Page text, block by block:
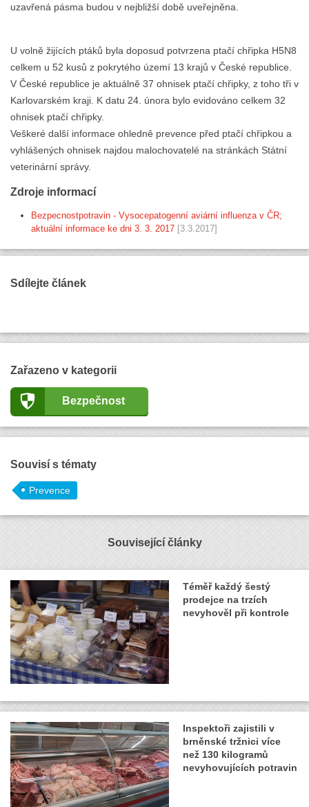
uzavřená pásma budou v nejbližší době uveřejněna.
U volně žijících ptáků byla doposud potvrzena ptačí chřipka H5N8
celkem u 52 kusů z pokrytého území 13 krajů v České republice.
V České republice je aktuálně 37 ohnisek ptačí chřipky, z toho tři v
Karlovarském kraji. K datu 24. února bylo evidováno celkem 32
ohnisek ptačí chřipky.
Veškeré další informace ohledně prevence před ptačí chřipkou a
vyhlášených ohnisek najdou malochovatelé na stránkách Státní
veterinární správy.
Zdroje informací
Bezpecnostpotravin - Vysocepatogenní aviární influenza v ČR;
aktuální informace ke dni 3. 3. 2017 [3.3.2017]
Sdílejte článek
Zařazeno v kategorii
Bezpečnost
Souvisí s tématy
Prevence
Související články
Téměř každý šestý
prodejce na trzích
nevyhověl při kontrole
Inspektoři zajistili v
brněnské tržnici více
než 130 kilogramů
nevyhovujících potravin